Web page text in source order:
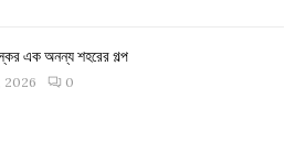
এক অনন্য শহরের গল্প
2026 0